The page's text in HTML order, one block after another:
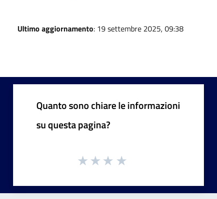
Ultimo aggiornamento: 19 settembre 2025, 09:38
Quanto sono chiare le informazioni
su questa pagina?